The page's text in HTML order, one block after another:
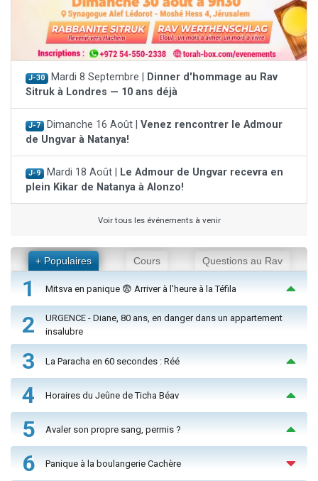
J-30 Mardi 8 Septembre |
Dinner d'hommage au Rav
Sitruk à Londres — 10 ans déjà
J-7 Dimanche 16 Août | Venez rencontrer le Admour
de Ungvar à Natanya!
J-9 Mardi 18 Août |
Le Admour de Ungvar recevra en
plein Kikar de Natanya à Alonzo!
Voir tous les événements à venir
+ Populaires Cours Questions au Rav
1 Mitsva en panique 😨 Arriver à l'heure à la Téfila
2
URGENCE - Diane, 80 ans, en danger dans un appartement
insalubre
3 La Paracha en 60 secondes : Réé
4 Horaires du Jeûne de Ticha Béav
5 Avaler son propre sang, permis ?
6 Panique à la boulangerie Cachère